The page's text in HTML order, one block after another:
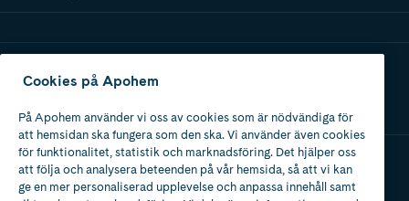
Apotek med tillstånd
av Läkemedelsverket
Cookies på Apohem
På Apohem använder vi oss av cookies som är nödvändiga för
att hemsidan ska fungera som den ska. Vi använder även cookies
för funktionalitet, statistik och marknadsföring. Det hjälper oss
att följa och analysera beteenden på vår hemsida, så att vi kan
ge en mer personaliserad upplevelse och anpassa innehåll samt